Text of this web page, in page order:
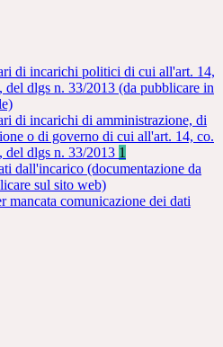
di incarichi politici di cui all'art. 14,
del dlgs n. 33/2013 (da pubblicare in
di incarichi di amministrazione, di
o di governo di cui all'art. 14, co.
del dlgs n. 33/2013 1
dall'incarico (documentazione da
sul sito web)
mancata comunicazione dei dati